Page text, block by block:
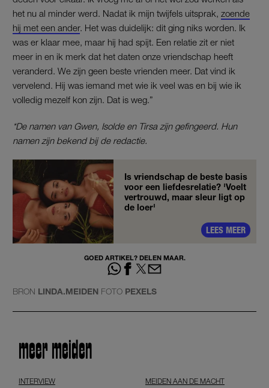
het nu al minder werd. Nadat ik mijn twijfels uitsprak, zoende
hij met een ander. Het was duidelijk: dit ging niks worden. Ik
was er klaar mee, maar hij had spijt. Een relatie zit er niet
meer in en ik merk dat het daten onze vriendschap heeft
veranderd. We zijn geen beste vrienden meer. Dat vind ik
vervelend. Hij was iemand met wie ik veel was en bij wie ik
volledig mezelf kon zijn. Dat is weg.”
*De namen van Gwen, Isolde en Tirsa zijn gefingeerd. Hun
namen zijn bekend bij de redactie.
Is vriendschap de beste basis
voor een liefdesrelatie? 'Voelt
vertrouwd, maar sleur ligt op
de loer'
LEES MEER
GOED ARTIKEL? DELEN MAAR.
BRON LINDA.MEIDEN FOTO PEXELS
meer meiden
INTERVIEW MEIDEN AAN DE MACHT